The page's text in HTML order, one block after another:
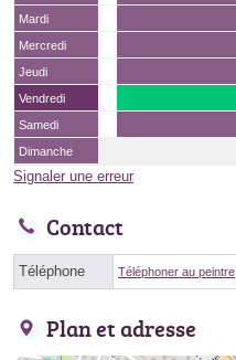
Mardi
Mercredi
Jeudi
Vendredi
Samedi
Dimanche
Signaler une erreur
Contact
Téléphone Téléphoner au peintre
Plan et adresse